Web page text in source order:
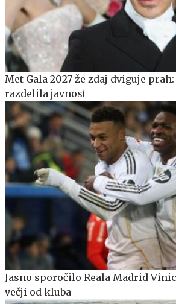
Met Gala 2027 že zdaj dviguje
razdelila javnost
Jasno sporočilo Reala Madrid
večji od kluba